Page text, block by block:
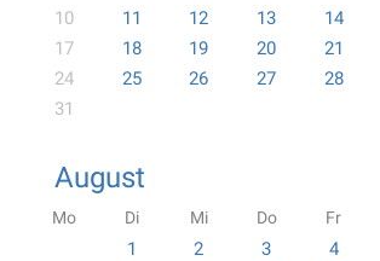
10
11 12 13 14
17
18 19 20 21
24
25 26 27 28
31
August
Mo Di Mi Do Fr
1 2 3 4